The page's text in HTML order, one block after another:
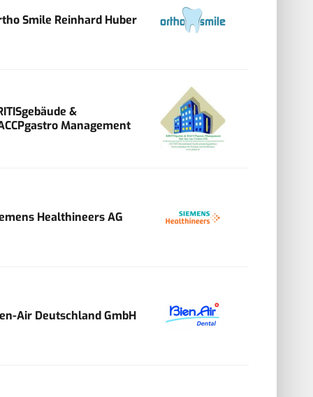
Smile Reinhard Huber
&
Management
Healthineers AG
Air Deutschland GmbH